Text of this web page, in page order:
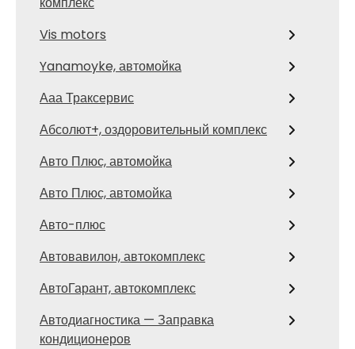
Vis motors
Yanamoyke, автомойка
Ааа Траксервис
Абсолют+, оздоровительный комплекс
Авто Плюс, автомойка
Авто Плюс, автомойка
Авто-плюс
Автовавилон, автокомплекс
АвтоГарант, автокомплекс
Автодиагностика — Заправка
кондиционеров